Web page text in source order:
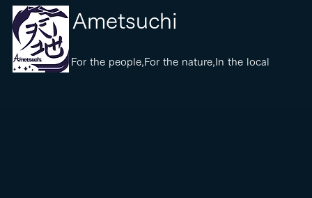
​Ametsuchi
​For the people,For the nature,In the local